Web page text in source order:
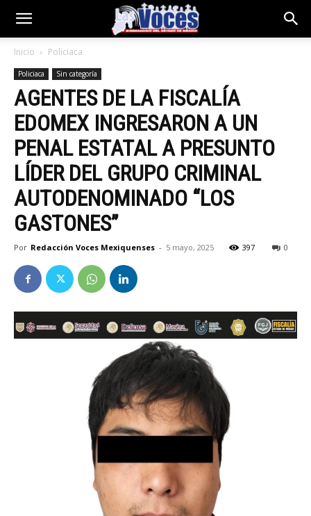
Inicio Policiaca
Policiaca Sin categoría
AGENTES DE LA FISCALÍA
EDOMEX INGRESARON A UN
PENAL ESTATAL A PRESUNTO
LÍDER DEL GRUPO CRIMINAL
AUTODENOMINADO “LOS
GASTONES”
Por Redacción Voces Mexiquenses - 5 mayo, 2025 397 0